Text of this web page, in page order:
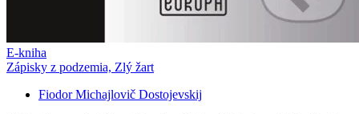
E-kniha
Zápisky z podzemia, Zlý žart
Fiodor Michajlovič Dostojevskij